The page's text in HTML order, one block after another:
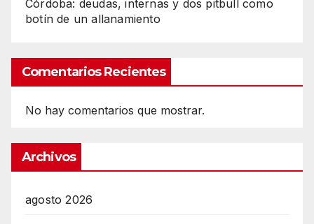
Córdoba: deudas, internas y dos pitbull como
botín de un allanamiento
Comentarios Recientes
No hay comentarios que mostrar.
Archivos
agosto 2026